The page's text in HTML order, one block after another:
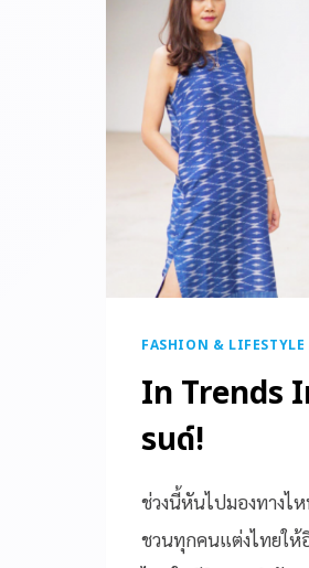
FASHION & LIFESTYLE
In Trends
รนด์!
ช่วงนี้หันไปมองทางไ
ชวนทุกคนแต่งไทยให้